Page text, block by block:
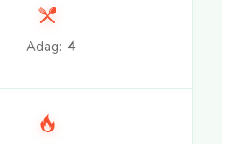
Adag: 4